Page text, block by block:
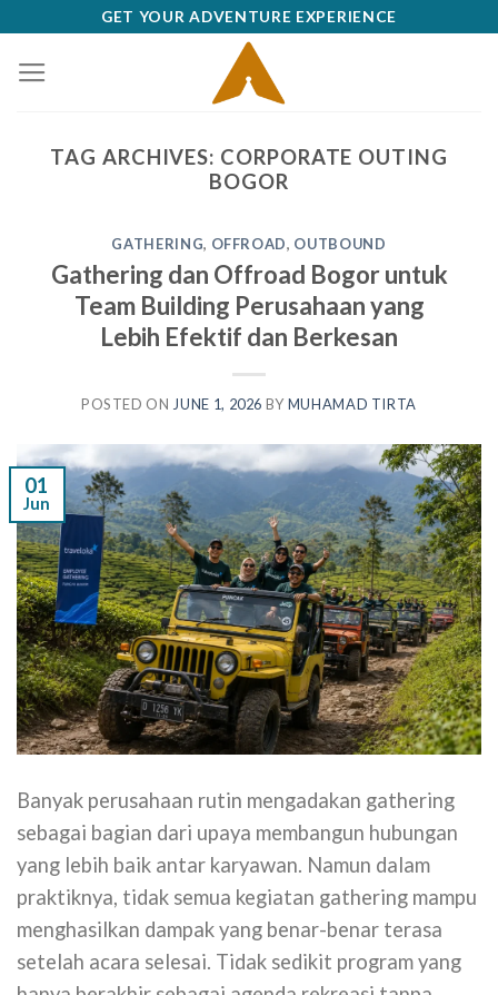
content
GET YOUR ADVENTURE EXPERIENCE
TAG ARCHIVES: CORPORATE OUTING
BOGOR
GATHERING, OFFROAD, OUTBOUND
Gathering dan Offroad Bogor untuk
Team Building Perusahaan yang
Lebih Efektif dan Berkesan
POSTED ON JUNE 1, 2026 BY MUHAMAD TIRTA
01
Jun
Banyak perusahaan rutin mengadakan gathering
sebagai bagian dari upaya membangun hubungan
yang lebih baik antar karyawan. Namun dalam
praktiknya, tidak semua kegiatan gathering mampu
menghasilkan dampak yang benar-benar terasa
setelah acara selesai. Tidak sedikit program yang